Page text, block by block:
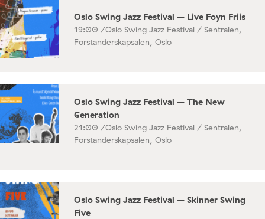
Oslo Swing Jazz Festival – Live Foyn Friis
19:00 /Oslo Swing Jazz Festival / Sentralen,
Forstanderskapsalen, Oslo
Oslo Swing Jazz Festival – The New
Generation
21:00 /Oslo Swing Jazz Festival / Sentralen,
Forstanderskapsalen, Oslo
Oslo Swing Jazz Festival – Skinner Swing
Five